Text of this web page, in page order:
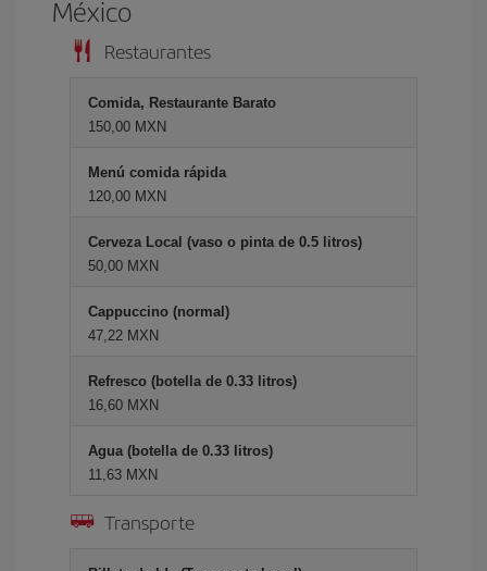
México
Restaurantes
Comida, Restaurante Barato
150,00 MXN
Menú comida rápida
120,00 MXN
Cerveza Local (vaso o pinta de 0.5 litros)
50,00 MXN
Cappuccino (normal)
47,22 MXN
Refresco (botella de 0.33 litros)
16,60 MXN
Agua (botella de 0.33 litros)
11,63 MXN
Transporte